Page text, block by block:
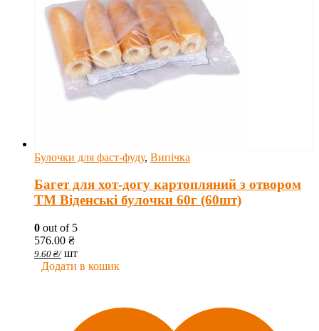
Булочки для фаст-фуду, Випічка
Багет для хот-догу картопляний з отвором
ТМ Віденські булочки 60г (60шт)
0 out of 5
576.00 ₴
9.60 ₴/ шт
Додати в кошик